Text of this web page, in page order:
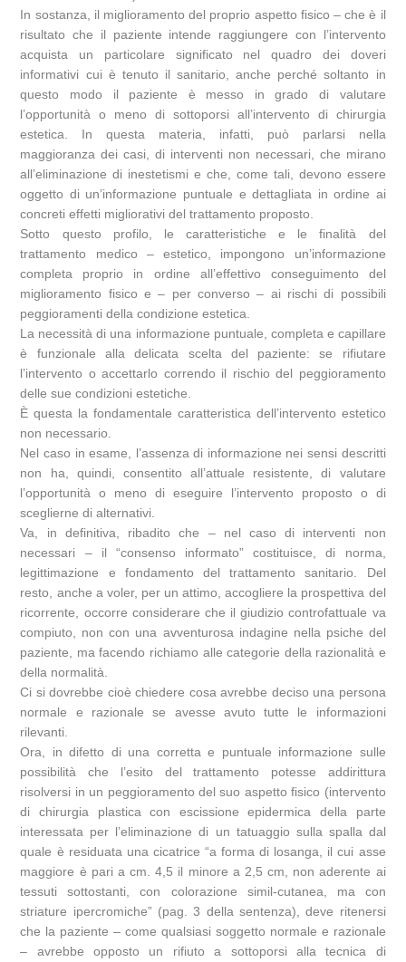
In sostanza, il miglioramento del proprio aspetto fisico – che è il
risultato che il paziente intende raggiungere con l’intervento
acquista un particolare significato nel quadro dei doveri
informativi cui è tenuto il sanitario, anche perché soltanto in
questo modo il paziente è messo in grado di valutare
l’opportunità o meno di sottoporsi all’intervento di chirurgia
estetica. In questa materia, infatti, può parlarsi nella
maggioranza dei casi, di interventi non necessari, che mirano
all’eliminazione di inestetismi e che, come tali, devono essere
oggetto di un’informazione puntuale e dettagliata in ordine ai
concreti effetti migliorativi del trattamento proposto.
Sotto questo profilo, le caratteristiche e le finalità del
trattamento medico – estetico, impongono un’informazione
completa proprio in ordine all’effettivo conseguimento del
miglioramento fisico e – per converso – ai rischi di possibili
peggioramenti della condizione estetica.
La necessità di una informazione puntuale, completa e capillare
è funzionale alla delicata scelta del paziente: se rifiutare
l’intervento o accettarlo correndo il rischio del peggioramento
delle sue condizioni estetiche.
È questa la fondamentale caratteristica dell’intervento estetico
non necessario.
Nel caso in esame, l’assenza di informazione nei sensi descritti
non ha, quindi, consentito all’attuale resistente, di valutare
l’opportunità o meno di eseguire l’intervento proposto o di
sceglierne di alternativi.
Va, in definitiva, ribadito che – nel caso di interventi non
necessari – il “consenso informato” costituisce, di norma,
legittimazione e fondamento del trattamento sanitario. Del
resto, anche a voler, per un attimo, accogliere la prospettiva del
ricorrente, occorre considerare che il giudizio controfattuale va
compiuto, non con una avventurosa indagine nella psiche del
paziente, ma facendo richiamo alle categorie della razionalità e
della normalità.
Ci si dovrebbe cioè chiedere cosa avrebbe deciso una persona
normale e razionale se avesse avuto tutte le informazioni
rilevanti.
Ora, in difetto di una corretta e puntuale informazione sulle
possibilità che l’esito del trattamento potesse addirittura
risolversi in un peggioramento del suo aspetto fisico (intervento
di chirurgia plastica con escissione epidermica della parte
interessata per l’eliminazione di un tatuaggio sulla spalla dal
quale è residuata una cicatrice “a forma di losanga, il cui asse
maggiore è pari a cm. 4,5 il minore a 2,5 cm, non aderente ai
tessuti sottostanti, con colorazione simil-cutanea, ma con
striature ipercromiche” (pag. 3 della sentenza), deve ritenersi
che la paziente – come qualsiasi soggetto normale e razionale
– avrebbe opposto un rifiuto a sottoporsi alla tecnica di